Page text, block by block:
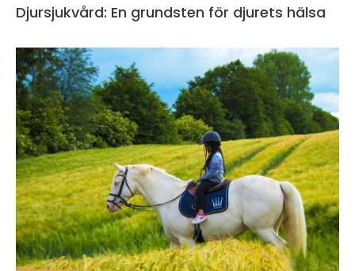
Djursjukvård: En grundsten för djurets hälsa